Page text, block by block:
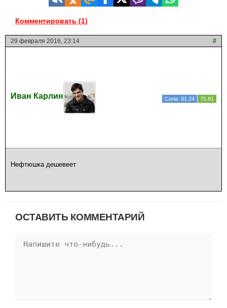
Комментировать (1)
29 февраля 2016, 23:14 #
Иван Карлин Сила: 81.24 75.81
Нефтюшка дешевеет
ОСТАВИТЬ КОММЕНТАРИЙ